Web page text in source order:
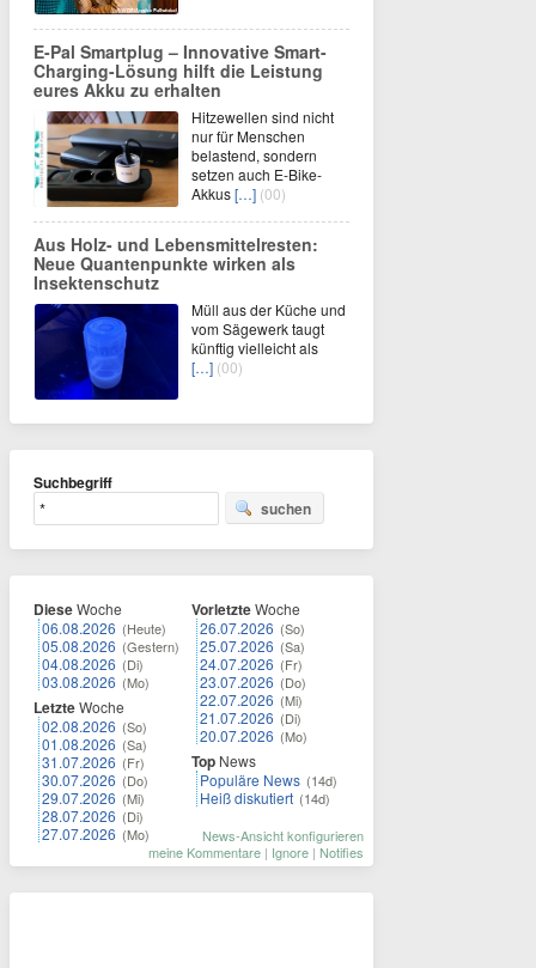
E-Pal Smartplug – Innovative Smart-
Charging-Lösung hilft die Leistung
eures Akku zu erhalten
Hitzewellen sind nicht
nur für Menschen
belastend, sondern
setzen auch E-Bike-
Akkus[…] (00)
Aus Holz- und Lebensmittelresten:
Neue Quantenpunkte wirken als
Insektenschutz
Müll aus der Küche und
vom Sägewerk taugt
künftig vielleicht als
[…] (00)
Suchbegriff
suchen
DieseWoche
06.08.2026 (Heute)
05.08.2026 (Gestern)
04.08.2026 (Di)
03.08.2026 (Mo)
LetzteWoche
02.08.2026 (So)
01.08.2026 (Sa)
31.07.2026 (Fr)
30.07.2026 (Do)
29.07.2026 (Mi)
28.07.2026 (Di)
27.07.2026 (Mo)
VorletzteWoche
26.07.2026 (So)
25.07.2026 (Sa)
24.07.2026 (Fr)
23.07.2026 (Do)
22.07.2026 (Mi)
21.07.2026 (Di)
20.07.2026 (Mo)
Top News
Populäre News (14d)
Heiß diskutiert (14d)
News-Ansicht konfigurieren
meine Kommentare | Ignore | Notifies